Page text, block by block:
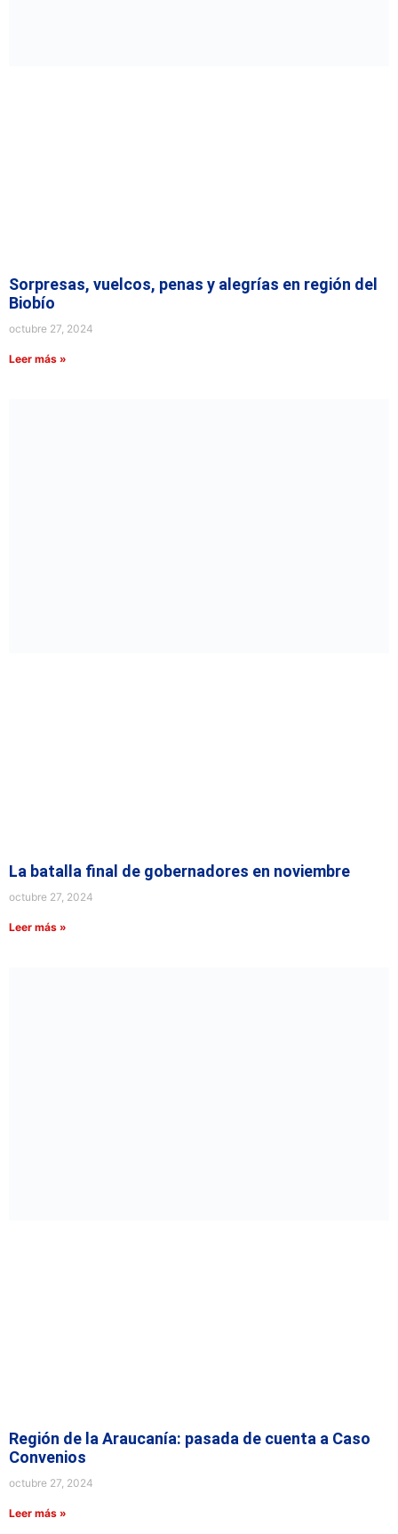
Sorpresas, vuelcos, penas y alegrías en región del
Biobío
octubre 27, 2024
Leer más »
La batalla final de gobernadores en noviembre
octubre 27, 2024
Leer más »
Región de la Araucanía: pasada de cuenta a Caso
Convenios
octubre 27, 2024
Leer más »